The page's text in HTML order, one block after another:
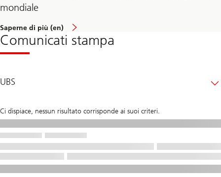
mondiale
Saperne di più (en)
Comunicati stampa
UBS
Ci dispiace, nessun risultato corrisponde ai suoi criteri.